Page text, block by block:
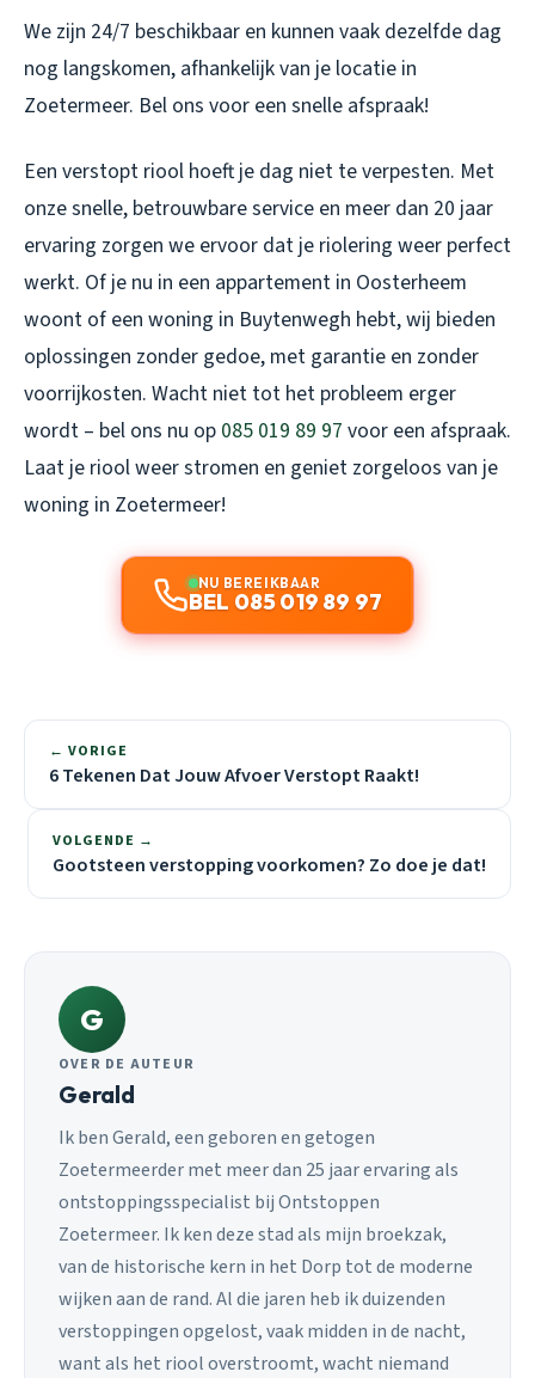
We zijn 24/7 beschikbaar en kunnen vaak dezelfde dag
nog langskomen, afhankelijk van je locatie in
Zoetermeer. Bel ons voor een snelle afspraak!
Een verstopt riool hoeft je dag niet te verpesten. Met
onze snelle, betrouwbare service en meer dan 20 jaar
ervaring zorgen we ervoor dat je riolering weer perfect
werkt. Of je nu in een appartement in Oosterheem
woont of een woning in Buytenwegh hebt, wij bieden
oplossingen zonder gedoe, met garantie en zonder
voorrijkosten. Wacht niet tot het probleem erger
wordt – bel ons nu op 085 019 89 97 voor een afspraak.
Laat je riool weer stromen en geniet zorgeloos van je
woning in Zoetermeer!
NU BEREIKBAAR
BEL 085 019 89 97
← VORIGE
6 Tekenen Dat Jouw Afvoer Verstopt Raakt!
VOLGENDE →
Gootsteen verstopping voorkomen? Zo doe je dat!
G
OVER DE AUTEUR
Gerald
Ik ben Gerald, een geboren en getogen
Zoetermeerder met meer dan 25 jaar ervaring als
ontstoppingsspecialist bij Ontstoppen
Zoetermeer. Ik ken deze stad als mijn broekzak,
van de historische kern in het Dorp tot de moderne
wijken aan de rand. Al die jaren heb ik duizenden
verstoppingen opgelost, vaak midden in de nacht,
want als het riool overstroomt, wacht niemand